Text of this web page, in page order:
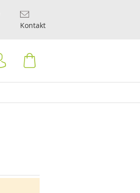
Kontakt
Anmelden